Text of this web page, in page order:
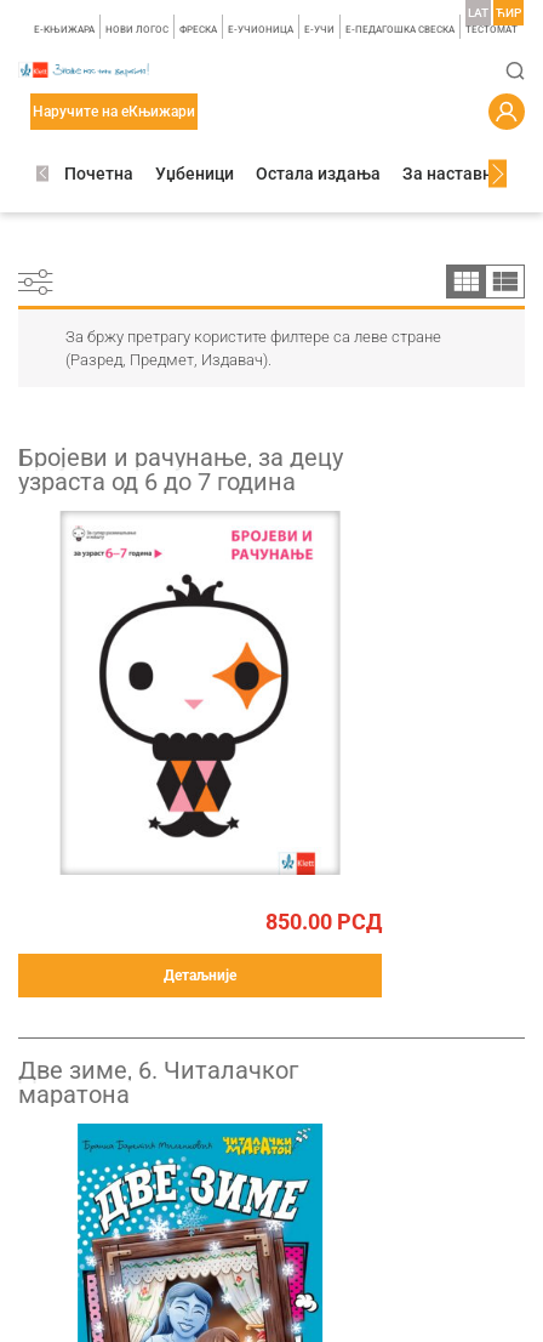
E-КЊИЖАРА НОВИ ЛОГОС ФРЕСКА E-УЧИОНИЦА E-УЧИ Е-ПЕДАГОШКА СВЕСКА TЕСТОМАТ
LAT ЋИР
Наручите на еКњижари
Почетна Уџбеници Остала издања За наставнике
За бржу претрагу користите филтере са леве стране
(Разред, Предмет, Издавач).
Бројеви и рачунање, за децу
узраста од 6 до 7 година
850.00 РСД
Детаљније
Две зиме, 6. Читалачког
маратона